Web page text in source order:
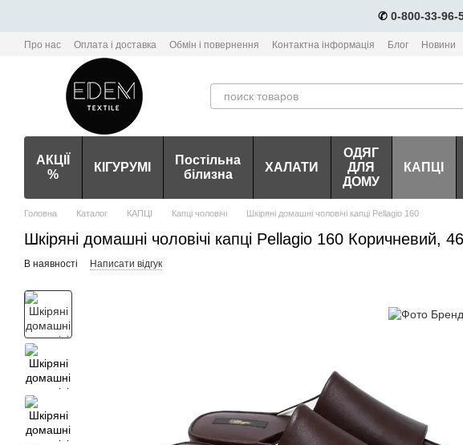
✆ 0-800-33-96-
Про нас Оплата і доставка Обмін і повернення Контактна інформація Блог Новини
АКЦІЇ
%
КІГУРУМІ
Постільна
білизна
ХАЛАТИ
ОДЯГ
ДЛЯ
ДОМУ
КАПЦІ
Головна Каталог КАПЦІ Капці чоловічі Шкіряні домашні чоловічі капці Pellagio 160
Шкіряні домашні чоловічі капці Pellagio 160 Коричневий, 46
В наявності Написати відгук